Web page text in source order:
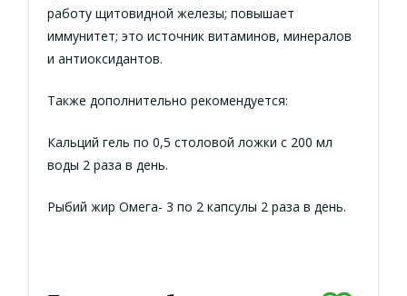
работу щитовидной железы; повышает
иммунитет; это источник витаминов, минералов
и антиоксидантов.
Также дополнительно рекомендуется:
Кальций гель по 0,5 столовой ложки с 200 мл
воды 2 раза в день.
Рыбий жир Омега- 3 по 2 капсулы 2 раза в день.